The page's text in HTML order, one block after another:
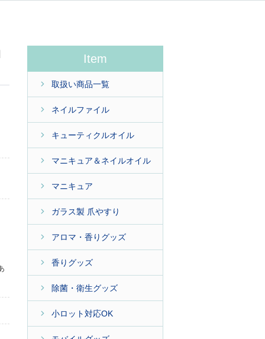
Item
取扱い商品一覧
ネイルファイル
キューティクルオイル
マニキュア＆ネイルオイル
マニキュア
ガラス製 爪やすり
アロマ・香りグッズ
香りグッズ
除菌・衛生グッズ
小ロット対応OK